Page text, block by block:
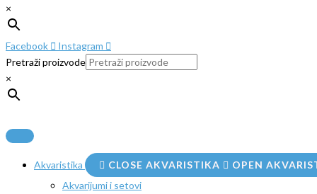
×
Facebook
Instagram
Pretraži proizvode
×
Akvaristika CLOSE AKVARISTIKA
OPEN
Akvarijumi i setovi